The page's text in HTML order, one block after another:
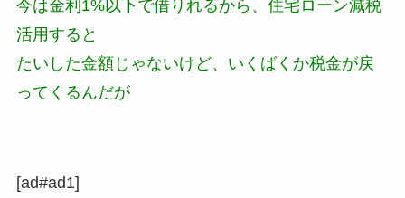
今は金利1%以下で借りれるから、住宅ローン減税
活用すると
たいした金額じゃないけど、いくばくか税金が戻
ってくるんだが
[ad#ad1]